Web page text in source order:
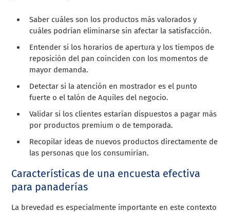
Saber cuáles son los productos más valorados y
cuáles podrían eliminarse sin afectar la satisfacción.
Entender si los horarios de apertura y los tiempos de
reposición del pan coinciden con los momentos de
mayor demanda.
Detectar si la atención en mostrador es el punto
fuerte o el talón de Aquiles del negocio.
Validar si los clientes estarían dispuestos a pagar más
por productos premium o de temporada.
Recopilar ideas de nuevos productos directamente de
las personas que los consumirían.
Características de una encuesta efectiva
para panaderías
La brevedad es especialmente importante en este contexto